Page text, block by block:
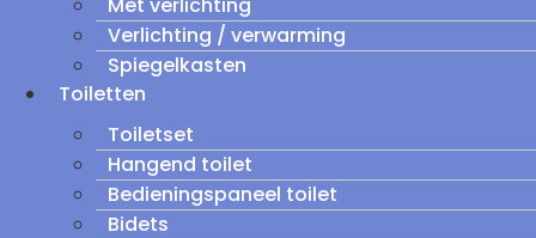
Verlichting / verwarming
Spiegelkasten
Toiletten
Toiletset
Hangend toilet
Bedieningspaneel toilet
Bidets